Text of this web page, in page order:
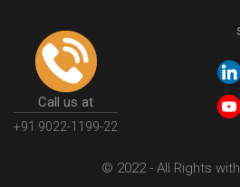
Call us at
+91 9022-1199-22
© 2022 - All Rights